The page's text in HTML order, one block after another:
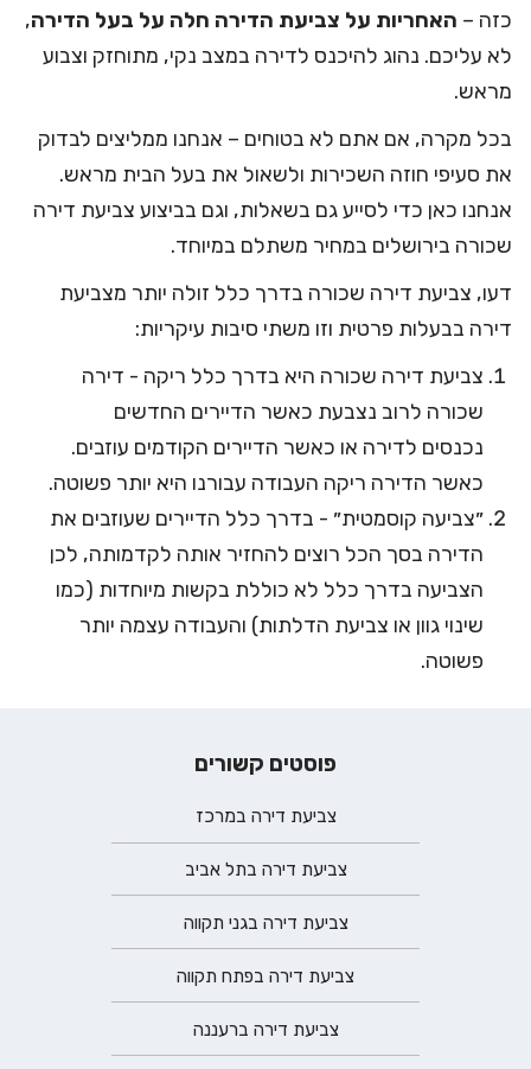
כזה – האחריות על צביעת הדירה חלה על בעל הדירה,
לא עליכם. נהוג להיכנס לדירה במצב נקי, מתוחזק וצבוע
מראש.
בכל מקרה, אם אתם לא בטוחים – אנחנו ממליצים לבדוק
את סעיפי חוזה השכירות ולשאול את בעל הבית מראש.
אנחנו כאן כדי לסייע גם בשאלות, וגם בביצוע צביעת דירה
שכורה בירושלים במחיר משתלם במיוחד.
דעו, צביעת דירה שכורה בדרך כלל זולה יותר מצביעת
דירה בבעלות פרטית וזו משתי סיבות עיקריות:
צביעת דירה שכורה היא בדרך כלל ריקה - דירה
שכורה לרוב נצבעת כאשר הדיירים החדשים
נכנסים לדירה או כאשר הדיירים הקודמים עוזבים.
כאשר הדירה ריקה העבודה עבורנו היא יותר פשוטה.
״צביעה קוסמטית״ - בדרך כלל הדיירים שעוזבים את
הדירה בסך הכל רוצים להחזיר אותה לקדמותה, לכן
הצביעה בדרך כלל לא כוללת בקשות מיוחדות (כמו
שינוי גוון או צביעת הדלתות) והעבודה עצמה יותר
פשוטה.
פוסטים קשורים
צביעת דירה במרכז
צביעת דירה בתל אביב
צביעת דירה בגני תקווה
צביעת דירה בפתח תקווה
צביעת דירה ברעננה